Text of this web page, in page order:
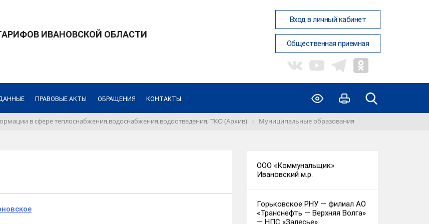
ИВАНОВСКОЙ ОБЛАСТИ
Вход в личный кабинет
Общественная приемная
ПРАВОВЫЕ АКТЫ ОБРАЩЕНИЯ КОНТАКТЫ
в сфере теплоснабжения,водоснабжения,водоотведения, ТКО (Архив)
Муниципальные образования
ООО «Коммунальщик»
Ивановский м.р.
Горьковское РНУ — филиал АО
«Транснефть — Верхняя Волга»
— НПС «Залесье»